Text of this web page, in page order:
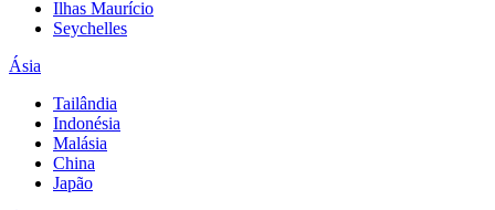
Ilhas Maurício
Seychelles
Ásia
Tailândia
Indonésia
Malásia
China
Japão